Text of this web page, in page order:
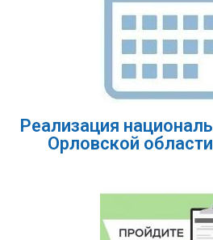
Реализация
Орловской